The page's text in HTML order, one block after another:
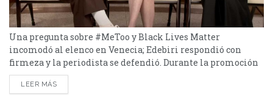
Una pregunta sobre #MeToo y Black Lives Matter
incomodó al elenco en Venecia; Edebiri respondió con
firmeza y la periodista se defendió. Durante la promoción
de After the Hunt en el Festival de Venecia, Julia Roberts,
Andrew Garfield y Ayo Edebiri fueron parte de una
LEER MÁS